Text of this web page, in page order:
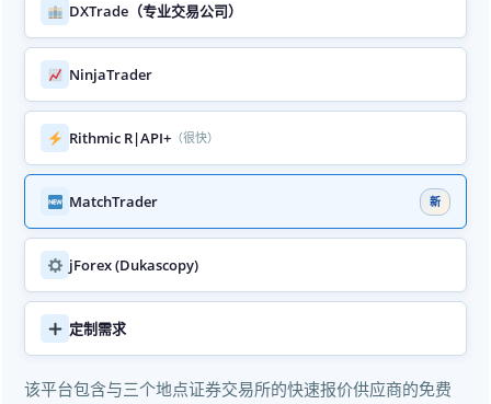
DXTrade（专业交易公司）
NinjaTrader
Rithmic R|API+ （很快）
MatchTrader 新
jForex (Dukascopy)
定制需求
该平台包含与三个地点证券交易所的快速报价供应商的免费